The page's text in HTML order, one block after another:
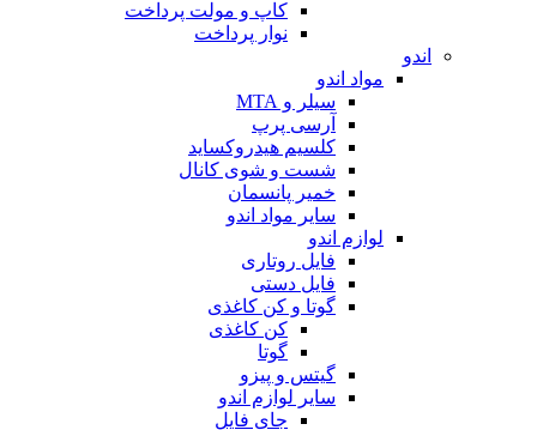
کاپ و مولت پرداخت
نوار پرداخت
اندو
مواد اندو
سیلر و MTA
آرسی پرپ
کلسیم هیدروکساید
شست و شوی کانال
خمیر پانسمان
سایر مواد اندو
لوازم اندو
فایل روتاری
فایل دستی
گوتا و کن کاغذی
کن کاغذی
گوتا
گیتس و پیزو
سایر لوازم اندو
جای فایل